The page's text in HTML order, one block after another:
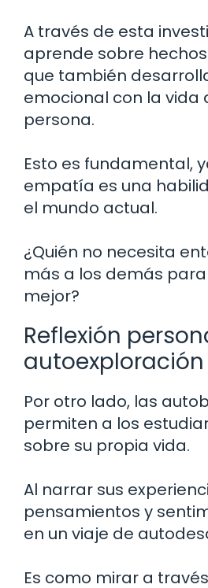
A través de esta
aprende sobre
que también
emocional con la vida
persona.
Esto es fundamental,
empatía es una
el mundo actual.
¿Quién no necesita
más a los demás
mejor?
Reflexión
autoexploración
Por otro lado, las
permiten a los
sobre su propia vida.
Al narrar sus
pensamientos y
en un viaje de
Es como mirar a